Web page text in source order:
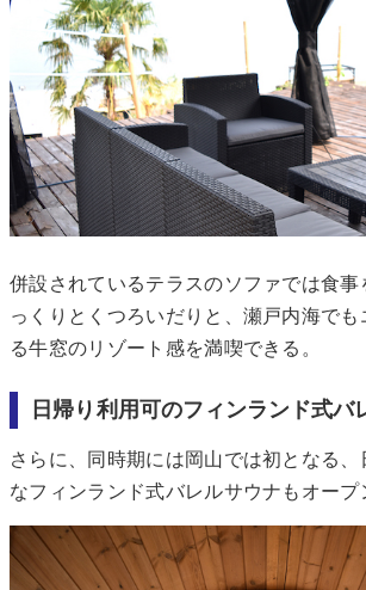
併設されているテラスのソファでは食事
っくりとくつろいだりと、瀬戸内海で
る牛窓のリゾート感を満喫できる。
日帰り利用可のフィンランド式バ
さらに、同時期には岡山では初となる
なフィンランド式バレルサウナもオープ